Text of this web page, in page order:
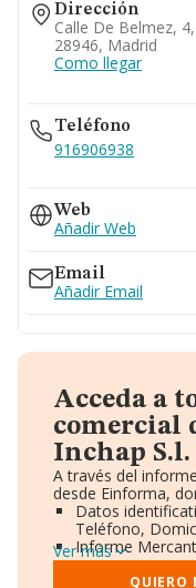
Dirección
Calle De Belmez,
28946, Madrid
Como llegar
Teléfono
916906938
916905139
916976560
Web
Añadir Web
Email
Añadir Email
Acceda a
comercial
Inchap S.l.
A través del
desde Einforma,
Datos
Teléfono,
Informe
Gráficos de
Consejo de
Ver más
QUIERO